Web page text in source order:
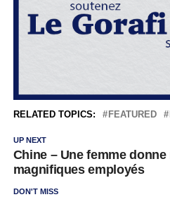
RELATED TOPICS: FEATURED
UP NEXT
Chine – Une femme
magnifiques employés
DON'T MISS